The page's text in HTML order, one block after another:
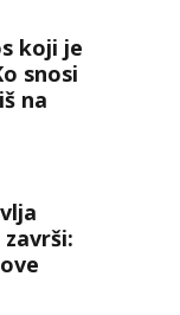
koji je
snosi
na